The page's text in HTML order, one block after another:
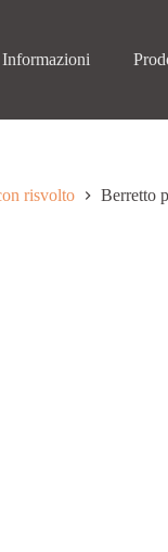
Informazioni
risvolto Berretto